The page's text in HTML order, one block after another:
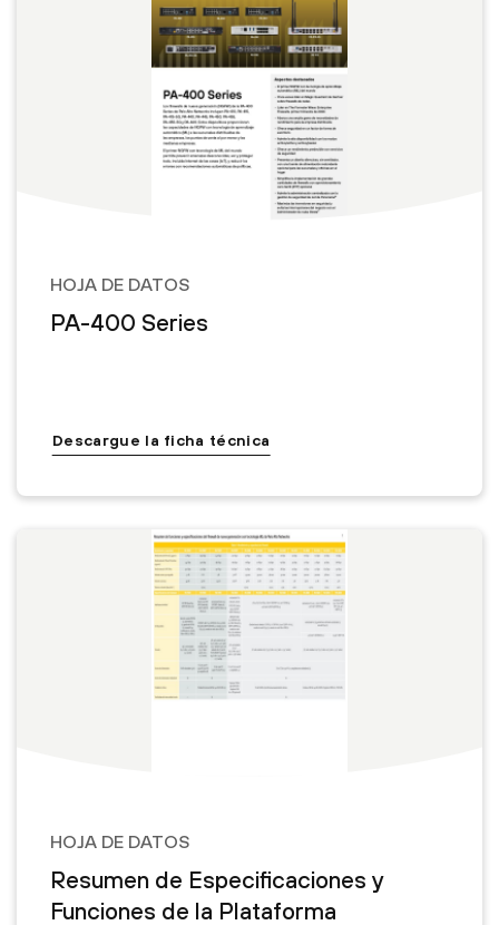
HOJA DE DATOS
PA-400 Series
Descargue la ficha técnica
HOJA DE DATOS
Resumen de Especificaciones y
Funciones de la Plataforma